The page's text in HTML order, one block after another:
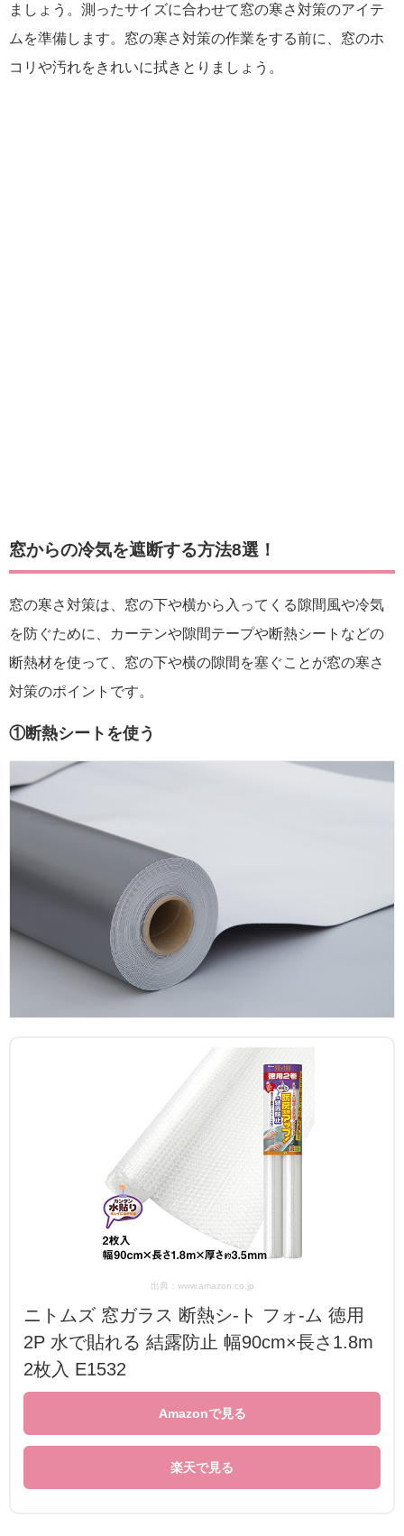
ましょう。測ったサイズに合わせて窓の寒さ対策のアイテ
ムを準備します。窓の寒さ対策の作業をする前に、窓のホ
コリや汚れをきれいに拭きとりましょう。
窓からの冷気を遮断する方法8選！
窓の寒さ対策は、窓の下や横から入ってくる隙間風や冷気
を防ぐために、カーテンや隙間テープや断熱シートなどの
断熱材を使って、窓の下や横の隙間を塞ぐことが窓の寒さ
対策のポイントです。
①断熱シートを使う
出典：www.amazon.co.jp
ニトムズ 窓ガラス 断熱シ-ト フォ-ム 徳用
2P 水で貼れる 結露防止 幅90cm×長さ1.8m
2枚入 E1532
Amazonで見る
楽天で見る